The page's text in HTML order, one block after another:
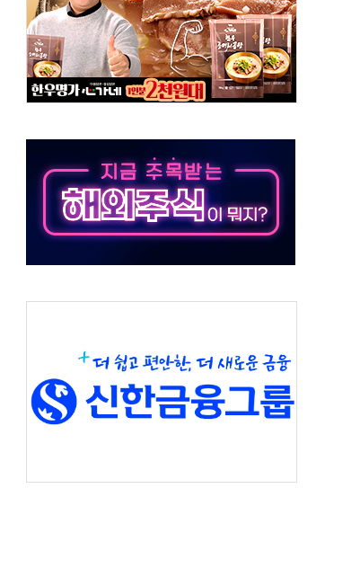
원 수거차에 치여 사망
남성 2명 숨져
없게"…'결혼 페널티' 22개 과제 손본다
복…1명 사망·1명 실종
대 아들 체포
래…제주 연설서 신경전 고조
"적극 환영"·野 "졸속 국정"